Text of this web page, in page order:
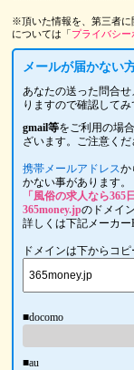
※頂いた情報を、第三者に
については「プライバシー
メールが届かない
あなたの送った問合
りますので確認してみ
gmail等をご利用の場
ざいます。ご注意くだ
携帯メールアドレスか
かない事があります。
「風俗の求人なら
365money.jpのドメイ
詳しくは下記メーカー
ドメインは下からコ
■docomo
■au